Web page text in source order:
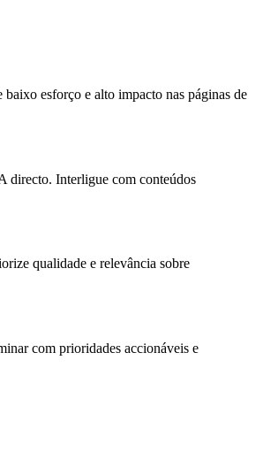
esforço e alto impacto nas páginas de
directo. Interligue com conteúdos
qualidade e relevância sobre
com prioridades accionáveis e